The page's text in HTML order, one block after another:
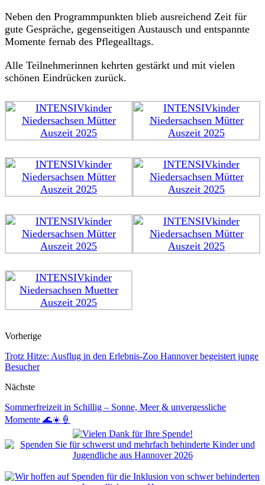
Neben den Programm­punkten blieb ausrei­chend Zeit für
gute Gespräche, gegen­sei­tigen Austausch und entspannte
Momente fernab des Pflegealltags.
Alle Teilneh­me­rinnen kehrten gestärkt und mit vielen
schönen Eindrücken zurück.
Vorherige
Trotz Hitze: Ausflug in den Erlebnis-Zoo Hannover begeistert junge
Besucher
Nächste
Sommerfreizeit in Schillig – Sonne, Meer & unvergessliche
Momente 🌊☀️🍦